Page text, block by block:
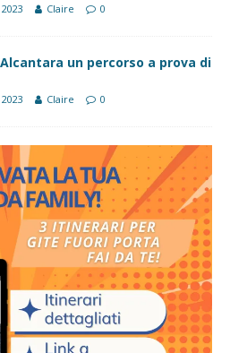
Claire 0
un percorso a prova di
Claire 0